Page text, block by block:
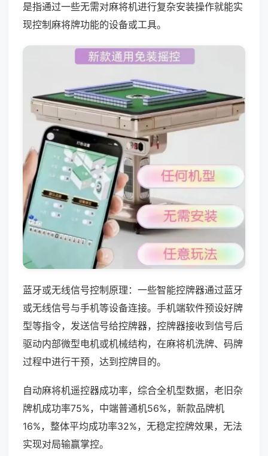
是指通过一些无需对麻将机进行复杂安装操作就能实
现控制麻将牌功能的设备或工具。
蓝牙或无线信号控制原理：一些智能控牌器通过蓝牙
或无线信号与手机等设备连接。手机端软件预设好牌
型等指令，发送信号给控牌器，控牌器接收到信号后
驱动内部微型电机或机械结构，在麻将机洗牌、码牌
过程中进行干预，达到控牌目的。
自动麻将机遥控器成功率，综合全机型数据，老旧杂
牌机成功率75%，中端普通机56%，新款品牌机
16%，整体平均成功率32%，无稳定控牌效果，无法
实现对局输赢掌控。